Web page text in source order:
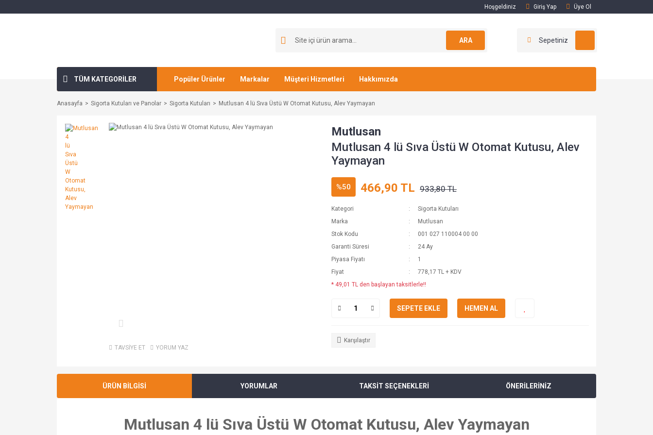
Hoşgeldiniz Giriş Yap Üye Ol
ARA Sepetiniz
TÜM KATEGORİLER Popüler Ürünler Markalar Müşteri Hizmetleri Hakkımızda
Anasayfa Sigorta Kutuları ve Panolar Sigorta Kutuları Mutlusan 4 lü Sıva Üstü W Otomat Kutusu, Alev Yaymayan
TAVSİYE ET YORUM YAZ
Mutlusan
Mutlusan 4 lü Sıva Üstü W Otomat Kutusu, Alev
Yaymayan
%50 466,90 TL 933,80 TL
Kategori
Sigorta Kutuları
Marka
Mutlusan
Stok Kodu
001 027 110004 00 00
Garanti Süresi
24 Ay
Piyasa Fiyatı
1
Fiyat
778,17 TL + KDV
* 49,01 TL den başlayan taksitlerle!!
SEPETE EKLE HEMEN AL
Karşılaştır
ÜRÜN BİLGİSİ YORUMLAR TAKSİT SEÇENEKLERİ ÖNERİLERİNİZ
Mutlusan 4 lü Sıva Üstü W Otomat Kutusu, Alev Yaymayan